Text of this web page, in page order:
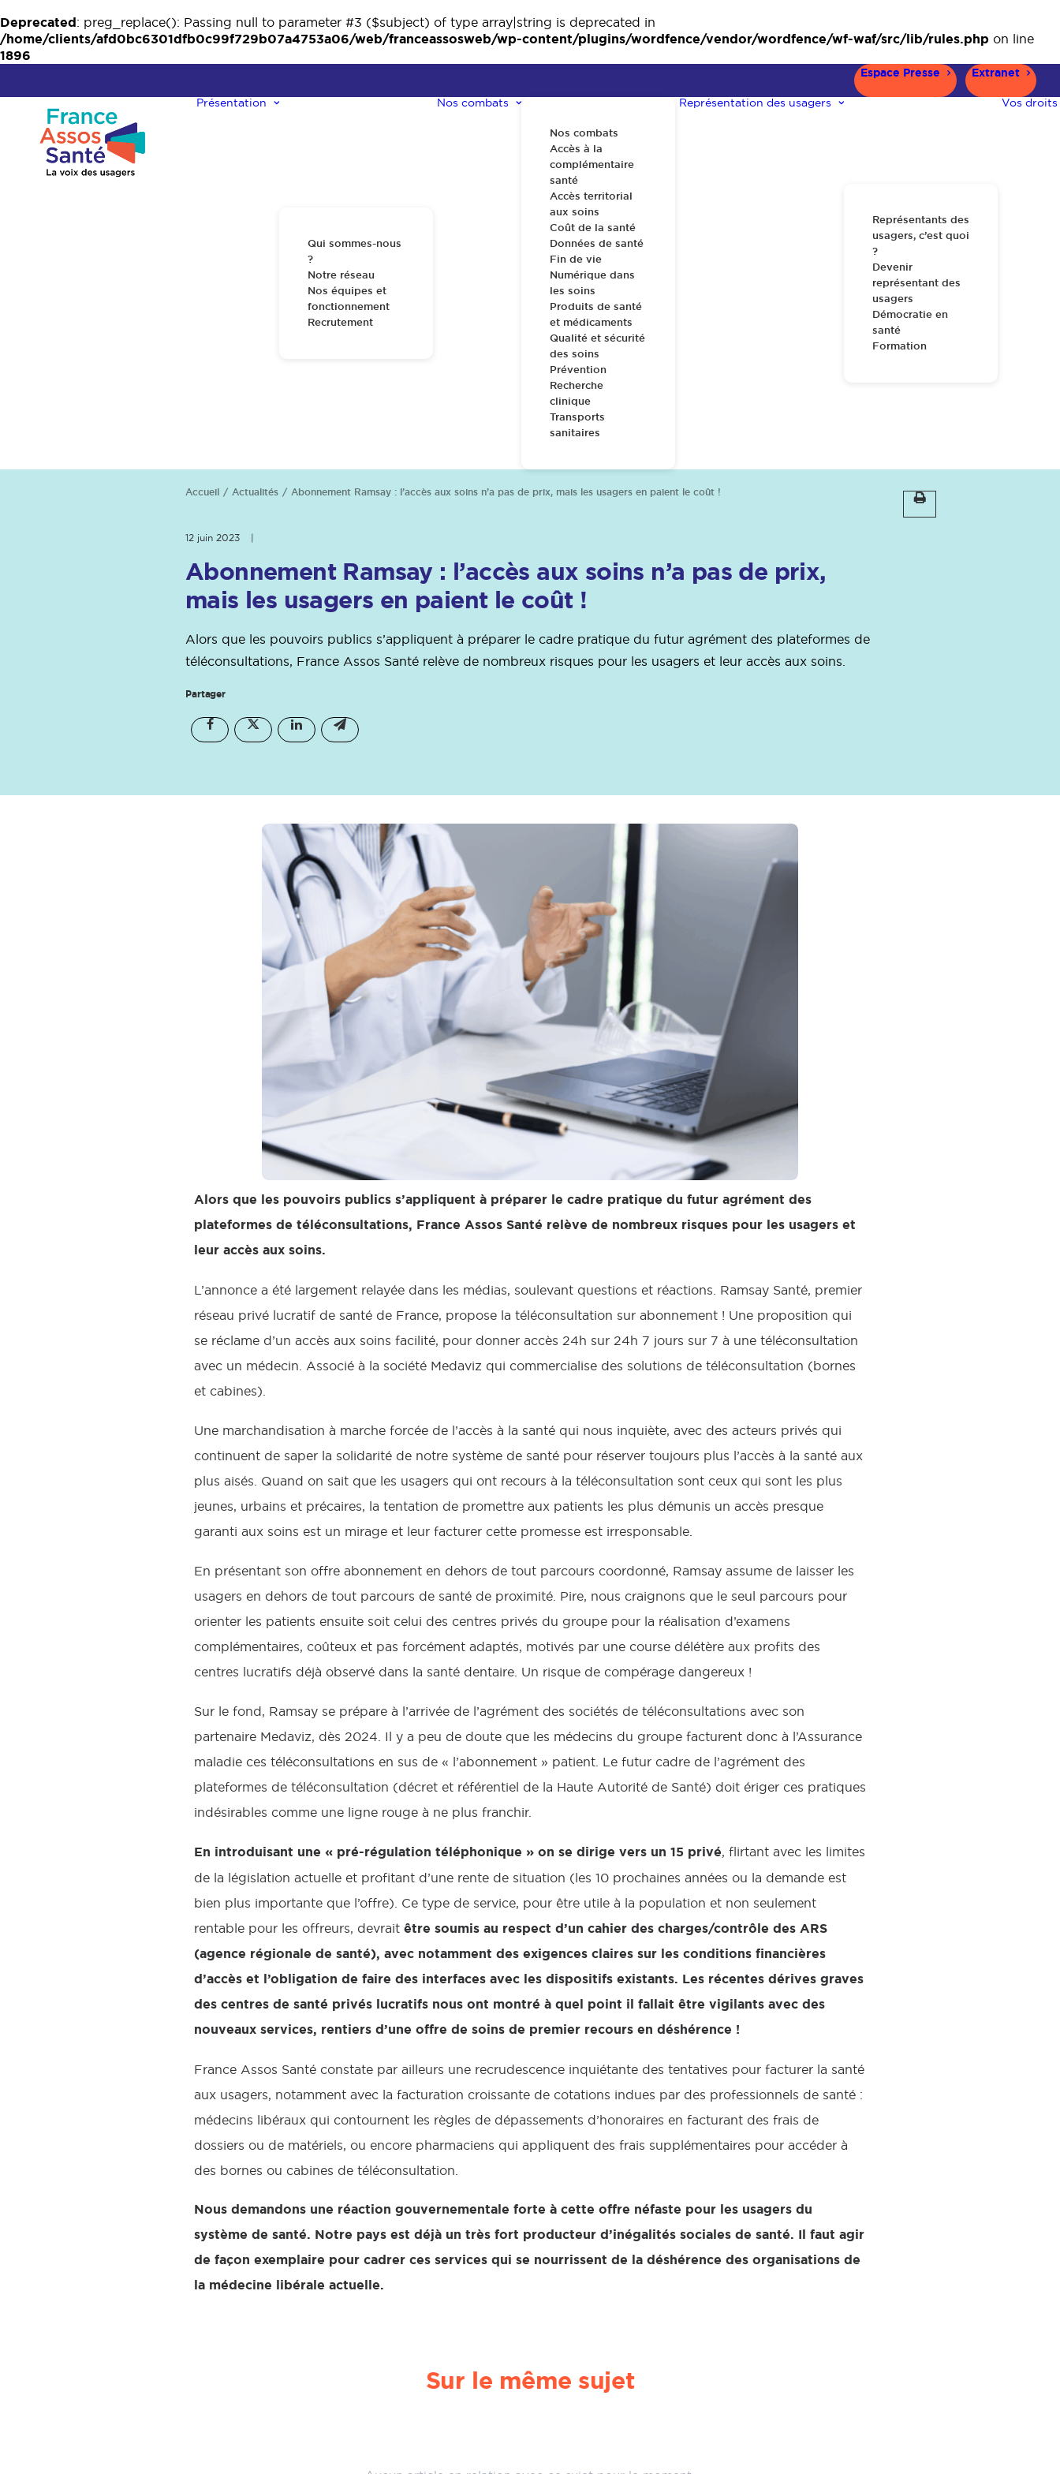
Deprecated: preg_replace(): Passing null to parameter #3 ($subject) of type array|string is deprecated in
/home/clients/afd0bc6301dfb0c99f729b07a4753a06/web/franceassosweb/wp-content/plugins/wordfence/vendor/wordfence/wf-waf/src/lib/rules.php on line
1896
Espace Presse Extranet
Présentation
Qui sommes-nous
?
Notre réseau
Nos équipes et
fonctionnement
Recrutement
Nos combats
Nos combats
Accès à la
complémentaire
santé
Accès territorial
aux soins
Coût de la santé
Données de santé
Fin de vie
Numérique dans
les soins
Produits de santé
et médicaments
Qualité et sécurité
des soins
Prévention
Recherche
clinique
Transports
sanitaires
Représentation des usagers
Représentants des
usagers, c’est quoi
?
Devenir
représentant des
usagers
Démocratie en
santé
Formation
Vos droits
Accueil Actualités Abonnement Ramsay : l’accès aux soins n’a pas de prix, mais les usagers en paient le coût !
12 juin 2023 |
Abonnement Ramsay : l’accès aux soins n’a pas de prix,
mais les usagers en paient le coût !
Alors que les pouvoirs publics s’appliquent à préparer le cadre pratique du futur agrément des plateformes de
téléconsultations, France Assos Santé relève de nombreux risques pour les usagers et leur accès aux soins.
Partager
Alors que les pouvoirs publics s’appliquent à préparer le cadre pratique du futur agrément des
plateformes de téléconsultations, France Assos Santé relève de nombreux risques pour les usagers et
leur accès aux soins.
L’annonce a été largement relayée dans les médias, soulevant questions et réactions. Ramsay Santé, premier
réseau privé lucratif de santé de France, propose la téléconsultation sur abonnement ! Une proposition qui
se réclame d’un accès aux soins facilité, pour donner accès 24h sur 24h 7 jours sur 7 à une téléconsultation
avec un médecin. Associé à la société Medaviz qui commercialise des solutions de téléconsultation (bornes
et cabines).
Une marchandisation à marche forcée de l’accès à la santé qui nous inquiète, avec des acteurs privés qui
continuent de saper la solidarité de notre système de santé pour réserver toujours plus l’accès à la santé aux
plus aisés. Quand on sait que les usagers qui ont recours à la téléconsultation sont ceux qui sont les plus
jeunes, urbains et précaires, la tentation de promettre aux patients les plus démunis un accès presque
garanti aux soins est un mirage et leur facturer cette promesse est irresponsable.
En présentant son offre abonnement en dehors de tout parcours coordonné, Ramsay assume de laisser les
usagers en dehors de tout parcours de santé de proximité. Pire, nous craignons que le seul parcours pour
orienter les patients ensuite soit celui des centres privés du groupe pour la réalisation d’examens
complémentaires, coûteux et pas forcément adaptés, motivés par une course délétère aux profits des
centres lucratifs déjà observé dans la santé dentaire. Un risque de compérage dangereux !
Sur le fond, Ramsay se prépare à l’arrivée de l’agrément des sociétés de téléconsultations avec son
partenaire Medaviz, dès 2024. Il y a peu de doute que les médecins du groupe facturent donc à l’Assurance
maladie ces téléconsultations en sus de « l’abonnement » patient. Le futur cadre de l’agrément des
plateformes de téléconsultation (décret et référentiel de la Haute Autorité de Santé) doit ériger ces pratiques
indésirables comme une ligne rouge à ne plus franchir.
En introduisant une « pré-régulation téléphonique » on se dirige vers un 15 privé, flirtant avec les limites
de la législation actuelle et profitant d’une rente de situation (les 10 prochaines années ou la demande est
bien plus importante que l’offre). Ce type de service, pour être utile à la population et non seulement
rentable pour les offreurs, devrait être soumis au respect d’un cahier des charges/contrôle des ARS
(agence régionale de santé), avec notamment des exigences claires sur les conditions financières
d’accès et l’obligation de faire des interfaces avec les dispositifs existants. Les récentes dérives graves
des centres de santé privés lucratifs nous ont montré à quel point il fallait être vigilants avec des
nouveaux services, rentiers d’une offre de soins de premier recours en déshérence !
France Assos Santé constate par ailleurs une recrudescence inquiétante des tentatives pour facturer la santé
aux usagers, notamment avec la facturation croissante de cotations indues par des professionnels de santé :
médecins libéraux qui contournent les règles de dépassements d’honoraires en facturant des frais de
dossiers ou de matériels, ou encore pharmaciens qui appliquent des frais supplémentaires pour accéder à
des bornes ou cabines de téléconsultation.
Nous demandons une réaction gouvernementale forte à cette offre néfaste pour les usagers du
système de santé. Notre pays est déjà un très fort producteur d’inégalités sociales de santé. Il faut agir
de façon exemplaire pour cadrer ces services qui se nourrissent de la déshérence des organisations de
la médecine libérale actuelle.
Sur le même sujet